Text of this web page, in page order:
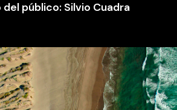
público: Silvio Cuadra